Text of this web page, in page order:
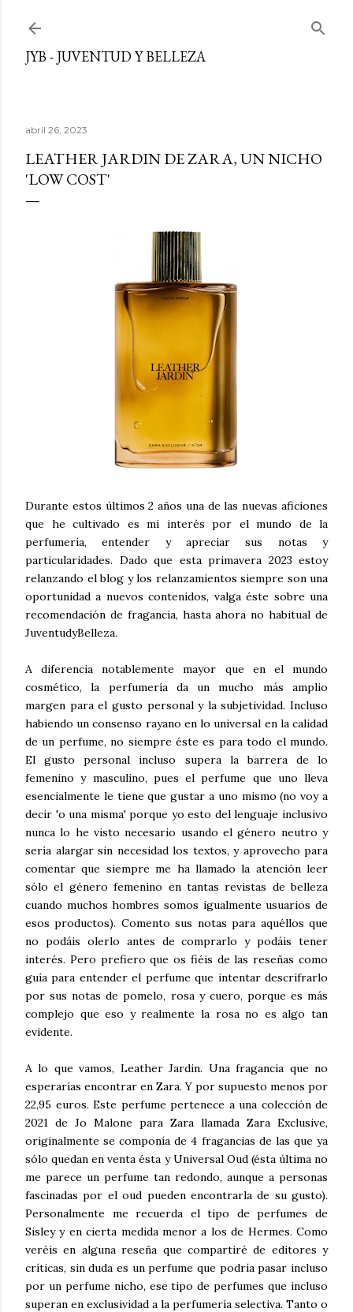
JYB - JUVENTUD Y BELLEZA
abril 26, 2023
LEATHER JARDIN DE ZARA, UN NICHO
'LOW COST'
Durante estos últimos 2 años una de las nuevas aficiones
que he cultivado es mi interés por el mundo de la
perfumería, entender y apreciar sus notas y
particularidades. Dado que esta primavera 2023 estoy
relanzando el blog y los relanzamientos siempre son una
oportunidad a nuevos contenidos, valga éste sobre una
recomendación de fragancia, hasta ahora no habitual de
JuventudyBelleza.
A diferencia notablemente mayor que en el mundo
cosmético, la perfumería da un mucho más amplio
margen para el gusto personal y la subjetividad. Incluso
habiendo un consenso rayano en lo universal en la calidad
de un perfume, no siempre éste es para todo el mundo.
El gusto personal incluso supera la barrera de lo
femenino y masculino, pues el perfume que uno lleva
esencialmente le tiene que gustar a uno mismo (no voy a
decir 'o una misma' porque yo esto del lenguaje inclusivo
nunca lo he visto necesario usando el género neutro y
sería alargar sin necesidad los textos, y aprovecho para
comentar que siempre me ha llamado la atención leer
sólo el género femenino en tantas revistas de belleza
cuando muchos hombres somos igualmente usuarios de
esos productos). Comento sus notas para aquéllos que
no podáis olerlo antes de comprarlo y podáis tener
interés. Pero prefiero que os fiéis de las reseñas como
guía para entender el perfume que intentar descrifrarlo
por sus notas de pomelo, rosa y cuero, porque es más
complejo que eso y realmente la rosa no es algo tan
evidente.
A lo que vamos, Leather Jardin. Una fragancia que no
esperarías encontrar en Zara. Y por supuesto menos por
22,95 euros. Este perfume pertenece a una colección de
2021 de Jo Malone para Zara llamada Zara Exclusive,
originalmente se componía de 4 fragancias de las que ya
sólo quedan en venta ésta y Universal Oud (ésta última no
me parece un perfume tan redondo, aunque a personas
fascinadas por el oud pueden encontrarla de su gusto).
Personalmente me recuerda el tipo de perfumes de
Sisley y en cierta medida menor a los de Hermes. Como
veréis en alguna reseña que compartiré de editores y
críticas, sin duda es un perfume que podría pasar incluso
por un perfume nicho, ese tipo de perfumes que incluso
superan en exclusividad a la perfumería selectiva. Tanto o